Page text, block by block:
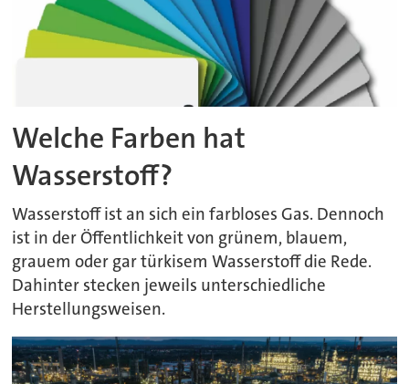
Welche Farben hat
Wasserstoff?
Wasserstoff ist an sich ein farbloses Gas. Dennoch
ist in der Öffentlichkeit von grünem, blauem,
grauem oder gar türkisem Wasserstoff die Rede.
Dahinter stecken jeweils unterschiedliche
Herstellungsweisen.